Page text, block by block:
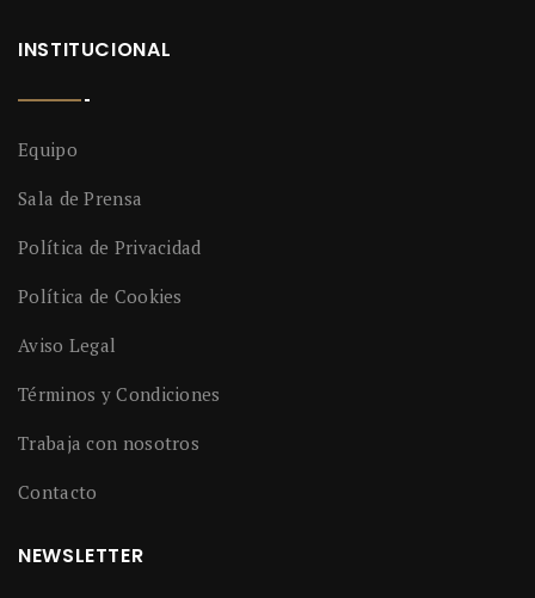
INSTITUCIONAL
Equipo
Sala de Prensa
Política de Privacidad
Política de Cookies
Aviso Legal
Términos y Condiciones
Trabaja con nosotros
Contacto
NEWSLETTER